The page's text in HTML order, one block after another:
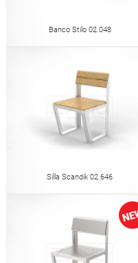
Banco Stilo 02.048
Silla Scandik 02.646